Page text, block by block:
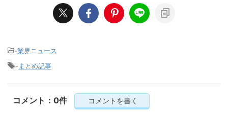
-業界ニュース
-まとめ記事
コメント：0件 コメントを書く